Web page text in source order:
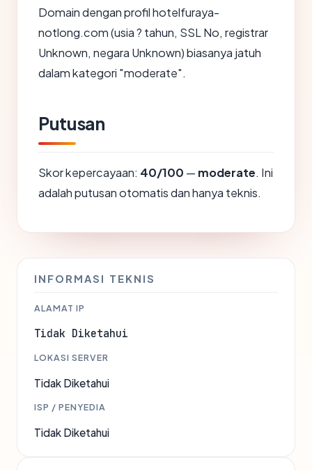
Domain dengan profil hotelfuraya-
notlong.com (usia ? tahun, SSL No, registrar
Unknown, negara Unknown) biasanya jatuh
dalam kategori "moderate".
Putusan
Skor kepercayaan: 40/100 — moderate. Ini
adalah putusan otomatis dan hanya teknis.
INFORMASI TEKNIS
ALAMAT IP
Tidak Diketahui
LOKASI SERVER
Tidak Diketahui
ISP / PENYEDIA
Tidak Diketahui